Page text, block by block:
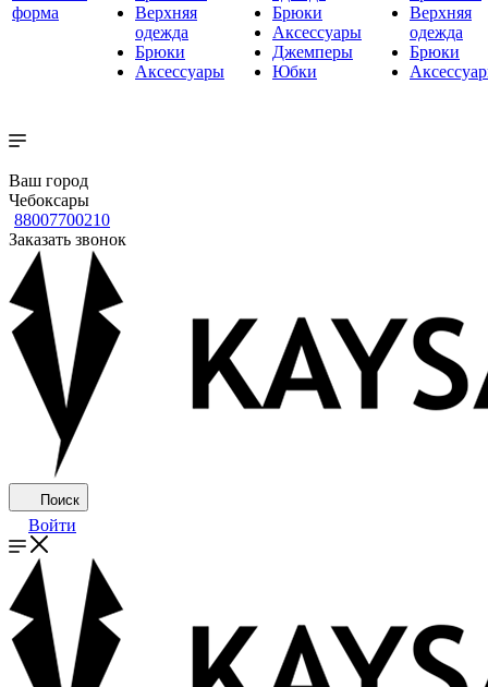
форма
Верхняя
одежда
Брюки
Аксессуары
Брюки
Аксессуары
Джемперы
Юбки
Верхняя
одежда
Брюки
Ваш город
Чебоксары
88007700210
Заказать звонок
Поиск
Войти